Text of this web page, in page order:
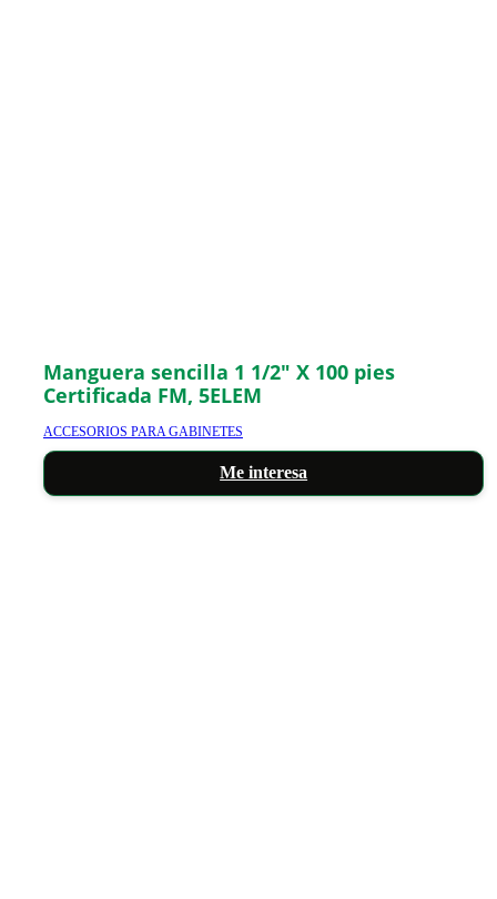
Manguera sencilla 1 1/2″ X 100 pies
Certificada FM, 5ELEM
ACCESORIOS PARA GABINETES
Me interesa